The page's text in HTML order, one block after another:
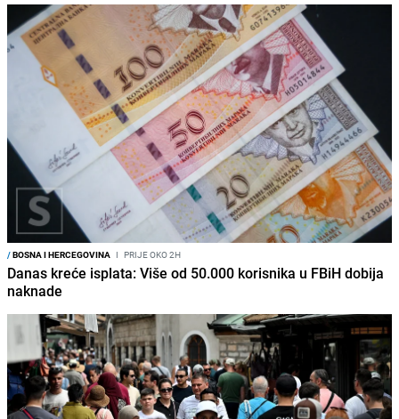
/BOSNA I HERCEGOVINA I PRIJE OKO 2H
Danas kreće isplata: Više od 50.000 korisnika u FBiH dobija
naknade